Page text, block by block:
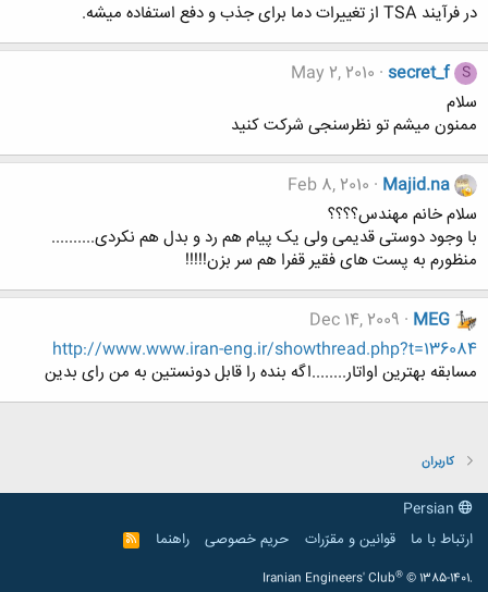
در فرآیند TSA از تغییرات دما برای جذب و دفع استفاده میشه.
S
secret_f
May 2, 2010
سلام
ممنون میشم تو نظرسنجی شرکت کنید
Majid.na
Feb 8, 2010
سلام خانم مهندس؟؟؟؟
با وجود دوستی قدیمی ولی یک پیام هم رد و بدل هم نکردی..........
منظورم به پست های فقیر قفرا هم سر بزن!!!!!
MEG
Dec 14, 2009
http://www.www.iran-eng.ir/showthread.php?t=136084
مسابقه بهترین اواتار........اگه بنده را قابل دونستین به من رای بدین
کاربران
ارتباط با ما
قوانین و مقرّرات حریم خصوصی راهنما
R
S
Iranian Engineers' Club® © 1385-1401.